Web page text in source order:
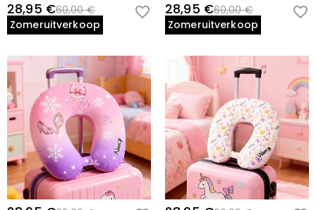
28,95 €60,00 €
Zomeruitverkoop
28,95 €60,00 €
Zomeruitverkoop